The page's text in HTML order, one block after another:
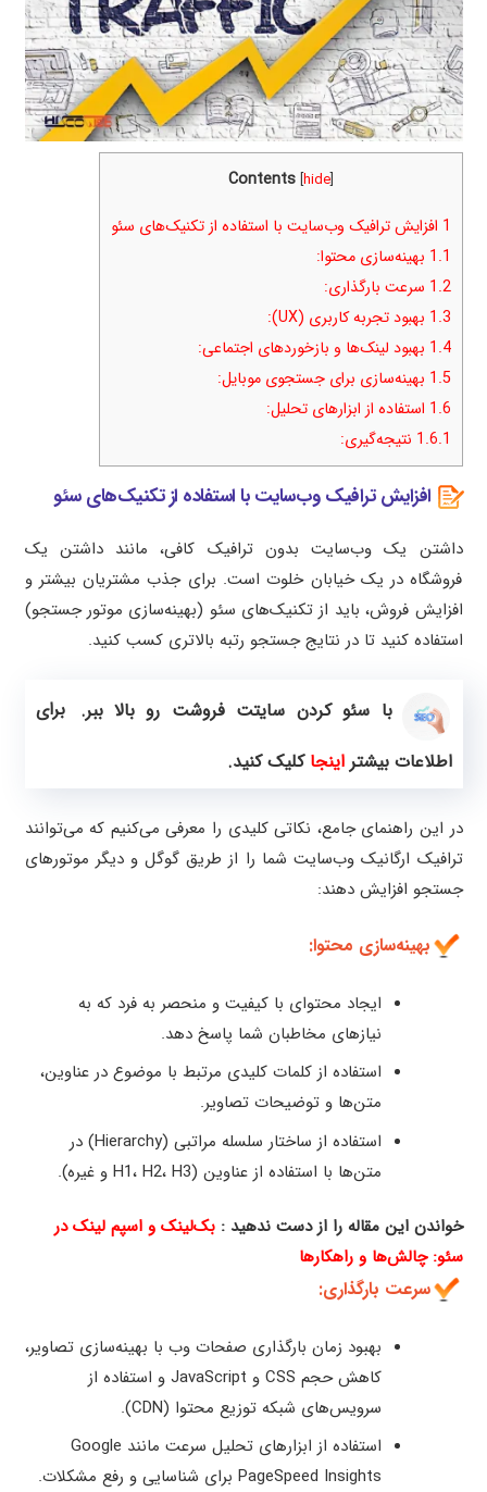
Contents [hide]
1 افزایش ترافیک وب‌سایت با استفاده از تکنیک‌های سئو
1.1 بهینه‌سازی محتوا:
1.2 سرعت بارگذاری:
1.3 بهبود تجربه کاربری (UX):
1.4 بهبود لینک‌ها و بازخوردهای اجتماعی:
1.5 بهینه‌سازی برای جستجوی موبایل:
1.6 استفاده از ابزارهای تحلیل:
1.6.1 نتیجه‌گیری:
افزایش ترافیک وب‌سایت با استفاده از تکنیک‌های سئو
داشتن یک وب‌سایت بدون ترافیک کافی، مانند داشتن یک
فروشگاه در یک خیابان خلوت است. برای جذب مشتریان بیشتر و
افزایش فروش، باید از تکنیک‌های سئو (بهینه‌سازی موتور جستجو)
استفاده کنید تا در نتایج جستجو رتبه بالاتری کسب کنید.
با سئو کردن سایتت فروشت رو بالا ببر.
برای
اطلاعات بیشتراینجاکلیک کنید.
در این راهنمای جامع، نکاتی کلیدی را معرفی می‌کنیم که می‌توانند
ترافیک ارگانیک وب‌سایت شما را از طریق گوگل و دیگر موتورهای
جستجو افزایش دهند:
بهینه‌سازی محتوا:
ایجاد محتوای با کیفیت و منحصر به فرد که به
نیازهای مخاطبان شما پاسخ دهد.
استفاده از کلمات کلیدی مرتبط با موضوع در عناوین،
متن‌ها و توضیحات تصاویر.
استفاده از ساختار سلسله مراتبی (Hierarchy) در
متن‌ها با استفاده از عناوین (H1، H2، H3 و غیره).
خواندن این مقاله را از دست ندهید :بک‌لینک و اسپم لینک در
سئو: چالش‌ها و راهکارها
سرعت بارگذاری:
بهبود زمان بارگذاری صفحات وب با بهینه‌سازی تصاویر،
کاهش حجم CSS و JavaScript و استفاده از
سرویس‌های شبکه توزیع محتوا (CDN).
استفاده از ابزارهای تحلیل سرعت مانند Google
PageSpeed Insights برای شناسایی و رفع مشکلات.